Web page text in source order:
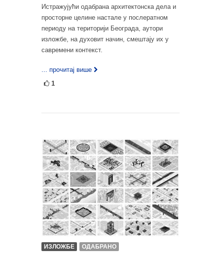
Истражујући одабрана архитектонска дела и
просторне целине настале у послератном
периоду на територији Београда, аутори
изложбе, на духовит начин, смештају их у
савремени контекст.
... прочитај више
1
ИЗЛОЖБЕ ОДАБРАНО